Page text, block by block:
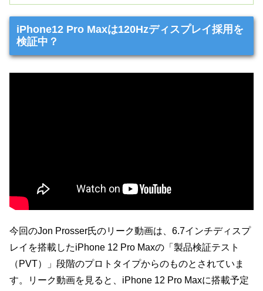
iPhone12 Pro Maxは120Hzディスプレイ採用を
検証中？
今回のJon Prosser氏のリーク動画は、6.7インチディスプ
レイを搭載したiPhone 12 Pro Maxの「製品検証テスト
（PVT）」段階のプロトタイプからのものとされていま
す。リーク動画を見ると、iPhone 12 Pro Maxに搭載予定